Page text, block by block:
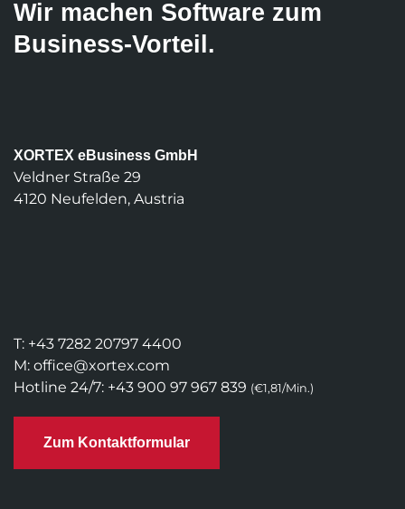
Wir machen Software zum
Business-Vorteil.
XORTEX eBusiness GmbH
Veldner Straße 29
4120 Neufelden, Austria
T: +43 7282 20797 4400
M: office@xortex.com
Hotline 24/7: +43 900 97 967 839 (€1,81/Min.)
Zum Kontaktformular